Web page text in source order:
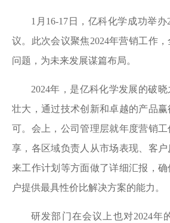
1月16-17日，亿科化学成功举
议。此次会议聚焦2024年营销工作
问题，为未来发展谋篇布局。
2024年，是亿科化学发展的破
壮大，通过技术创新和卓越的产品
可。会上，公司管理层就年度营销
享，各区域负责人从市场表现、客
来工作计划等方面做了详细汇报，
户提供最具性价比解决方案的能力。
研发部门在会议上也对2024年